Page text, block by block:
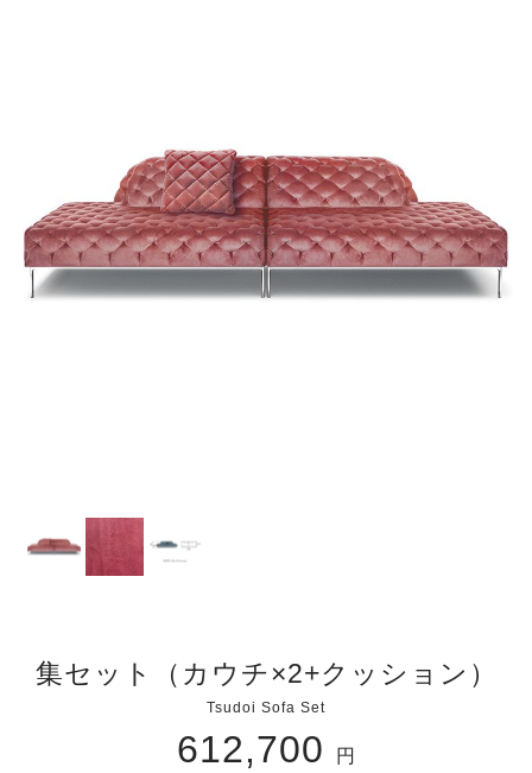
集セット（カウチ×2+クッション）
Tsudoi Sofa Set
612,700 円